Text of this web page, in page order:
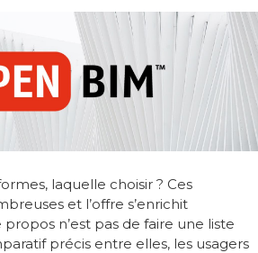
laquelle choisir ? Ces
et l’offre s’enrichit
n’est pas de faire une liste
précis entre elles, les usagers